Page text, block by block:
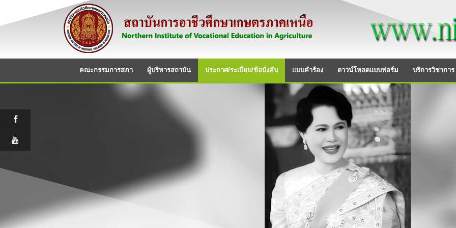
คณะกรรมการสภา ผู้บริหารสถาบัน ประกาศ/ระเบียบ/ข้อบังคับ แบบคำร้อง ดาวน์โหลดแบบฟอร์ม บริการวิชาการ